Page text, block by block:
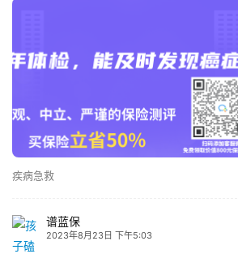
疾病急救
谱蓝保
2023年8月23日 下午5:03